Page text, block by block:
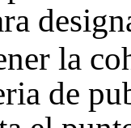
la
de